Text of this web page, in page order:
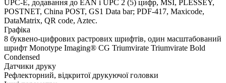
UPC-E, додавання до EAN і UPC 2 (5) цифр, MSI, PLESSEY,
POSTNET, China POST, GS1 Data bar; PDF-417, Maxicode,
DataMatrix, QR code, Aztec.
Графіка
8 буквено-цифрових растрових шрифтів, один масштабований
шрифт Monotype Imaging® CG Triumvirate Triumvirate Bold
Condensed
Датчики друку
Рефлекторний, відкритої друкуючої головки